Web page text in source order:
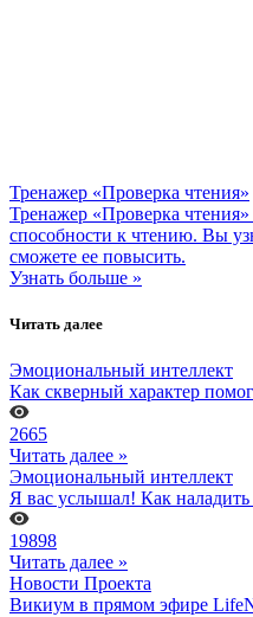
Тренажер «Проверка чтения»
Тренажер «Проверка
способности к чтению. Вы
сможете ее повысить.
Узнать больше »
Читать далее
Эмоциональный интеллект
Как скверный характер
2665
Читать далее »
Эмоциональный интеллект
Я вас услышал! Как
19898
Читать далее »
Новости Проекта
Викиум в прямом эфире